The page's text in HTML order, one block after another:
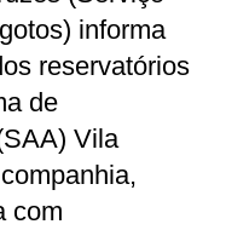
informa
reservatórios
de
Vila
com